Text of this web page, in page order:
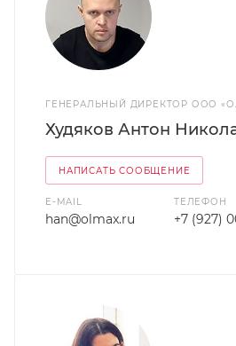
ГЕНЕРАЛЬНЫЙ ДИРЕКТОР ООО
Худяков Антон
НАПИСАТЬ СООБЩЕНИЕ
E-MAIL
han@olmax.ru
ТЕЛЕФОН
+7 (927)